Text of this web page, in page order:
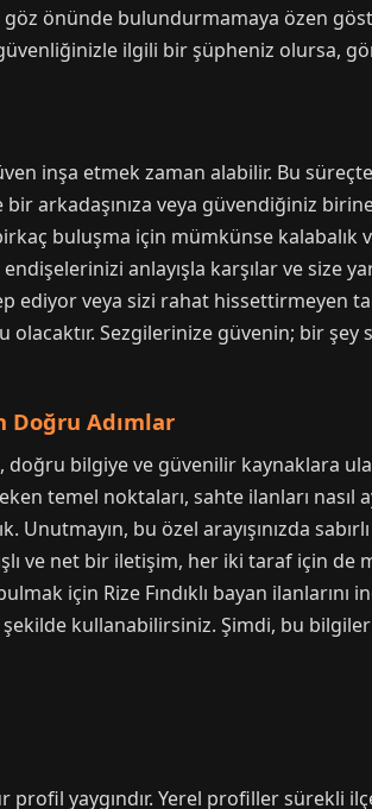
göz önünde bulundurmamaya özen
ilgili bir şüpheniz olursa,
inşa etmek zaman alabilir. Bu
arkadaşınıza veya güvendiğiniz
buluşma için mümkünse
anlayışla karşılar ve size
ediyor veya sizi rahat hissettirmeyen
Sezgilerinize güvenin; bir
Doğru Adımlar
doğru bilgiye ve güvenilir kaynaklara
temel noktaları, sahte ilanları
bu özel arayışınızda
ve net bir iletişim, her iki taraf için
için Rize Fındıklı bayan ilanlarını
şekilde kullanabilirsiniz. Şimdi, bu
profil yaygındır. Yerel profiller